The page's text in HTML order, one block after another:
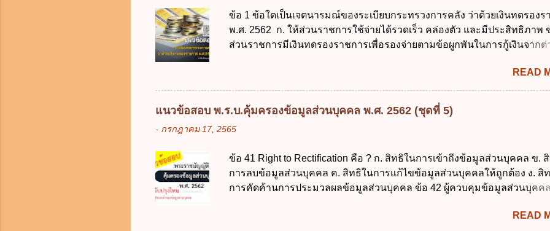
ควบคุมข้อมูลส่วนบุคคล ข. ผู้ประมวลผลข้อมูลส่วนบุคคล ค. พนักงานเจ้าหน้
ไม่มีข้อใดถูกต้อง ข้อ 5 ผู้มีอำนาจแต่งตั้งพนักงานเจ้าหน้าที่ตามพระราชบัญญั
คุ้มครองข้อมูลส่วนบุคคล พ.ศ. 2562 ก. นายกรัฐมนตรี ข. รัฐมนตรีว่าการกระ
ข้อ 1 ข้อใดเป็นเจตนารมณ์ของระเบียบกระทรวงการคลัง ว่าด้วยเงินทดรองร
พ.ศ. 2562 ก. ให้ส่วนราชการใช้จ่ายได้รวดเร็ว คล่องตัว และมีประสิทธิภาพ
ส่วนราชการมีเงินทดรองราชการเพื่อรองจ่ายตามข้อผูกพันในการกู้เงินจากต่
ง. สนับสนุนการให้ความช่วยเหลือในกรณีจำเป็นเร่งด่วนที่ไม่สามารถรอการเ
จากงบประมาณได้ ข้อ 2 ระเบียบกระทรวงการคลัง ว่าด้วยเงินทดรองราชกา
2562 ออกโดยอาศัยกฎหมายแม่บทใด ก. พระราชบัญญัติวิธีการงบประมาณ พ
2561 ข. พระราชบัญญัติวินัยการเงินการคลังของรัฐ พ.ศ. 2561 ค. พระราชบั
เงินคงคลัง พ.ศ. 2491 ง. ระเบียบกระทรวงการคลัง ว่าด้วยการเบิกเงินจากคลัง
ราชการผู้เบิกในส่วนภูมิภาคมีอำนาจเก็บรักษาเงินทดรองราชการไว้ ณ ที่ทำก
สำรองจ่ายได้แห่งละไม่เกินเท่าใร ก. 100,000 บาท ข. 50,000 บาท ค. 30,000
10,000 บาท ข้อ 4 ดอกเบี้ยที่เกิดจากการนำเงินทดรองราชการจำนวนที่เกินก
READ
แนวข้อสอบ พ.ร.บ.คุ้มครองข้อมูลส่วนบุคคล พ.ศ. 2562 (ชุดที่ 5)
- กรกฎาคม 17, 2565
ข้อ 41 Right to Rectification คือ ? ก. สิทธิในการเข้าถึงข้อมูลส่วนบุคคล ข.
การลบข้อมูลส่วนบุคคล ค. สิทธิในการแก้ไขข้อมูลส่วนบุคคลให้ถูกต้อง ง. สิ
การคัดค้านการประมวลผลข้อมูลส่วนบุคคล ข้อ 42 ผู้ควบคุมข้อมูลส่วนบุคคล
ให้เกิดความเข้าใจผิด ง. ถูกทุกข้อ ข้อ 43 มาตรการทางกฎหมายคุ้มครองข้อ
READ